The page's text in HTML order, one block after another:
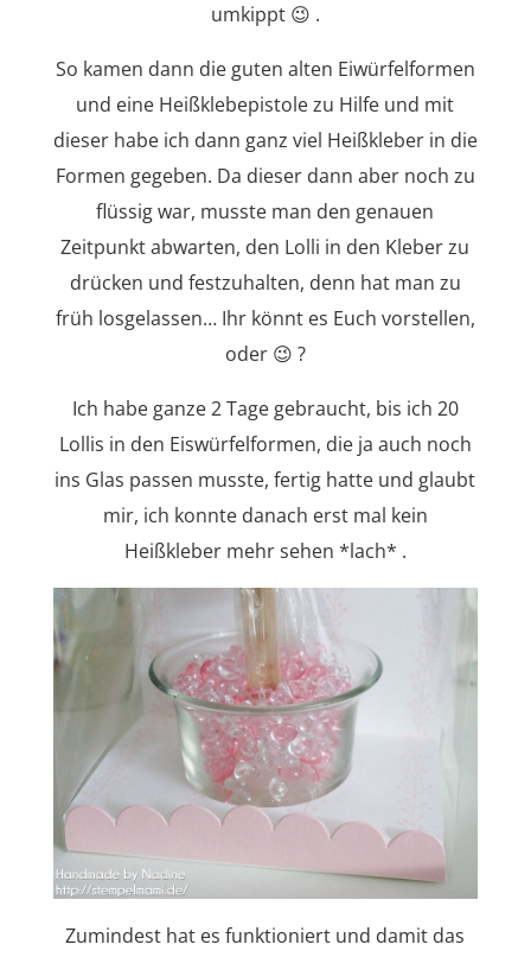
umkippt 😉 .
So kamen dann die guten alten Eiwürfelformen
und eine Heißklebepistole zu Hilfe und mit
dieser habe ich dann ganz viel Heißkleber in die
Formen gegeben. Da dieser dann aber noch zu
flüssig war, musste man den genauen
Zeitpunkt abwarten, den Lolli in den Kleber zu
drücken und festzuhalten, denn hat man zu
früh losgelassen… Ihr könnt es Euch vorstellen,
oder 😉 ?
Ich habe ganze 2 Tage gebraucht, bis ich 20
Lollis in den Eiswürfelformen, die ja auch noch
ins Glas passen musste, fertig hatte und glaubt
mir, ich konnte danach erst mal kein
Heißkleber mehr sehen *lach* .
Zumindest hat es funktioniert und damit das